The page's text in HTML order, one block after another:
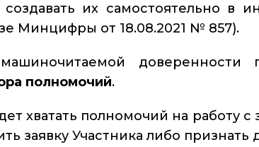
их самостоятельно в
Минцифры от 18.08.2021 № 857).
доверенности
полномочий.
хватать полномочий на работу с
заявку Участника либо